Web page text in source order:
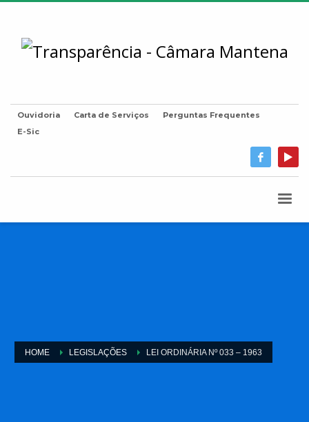
Ouvidoria Carta de Serviços
Perguntas Frequentes
E-Sic
HOME LEGISLAÇÕES LEI ORDINÁRIA Nº 033 – 1963